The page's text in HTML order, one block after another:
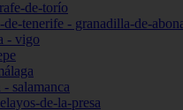
de-torío
de-tenerife - granadilla-de-
- vigo
- salamanca
de-la-presa